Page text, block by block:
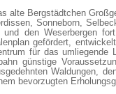
alte Bergstädtchen
Sonneborn,
den Weserbergen
gefördert,
für das umliegende
günstige
Waldungen,
bevorzugten